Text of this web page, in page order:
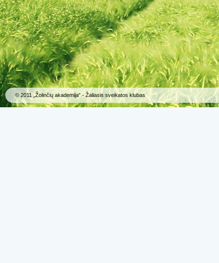
© 2011 „Žolinčių akademija“ - Žaliasis sveikatos klubas